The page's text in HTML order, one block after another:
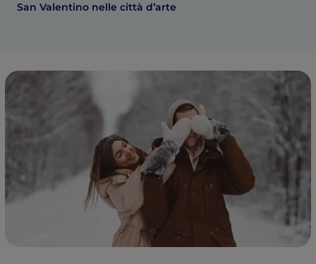
San Valentino nelle città d’arte